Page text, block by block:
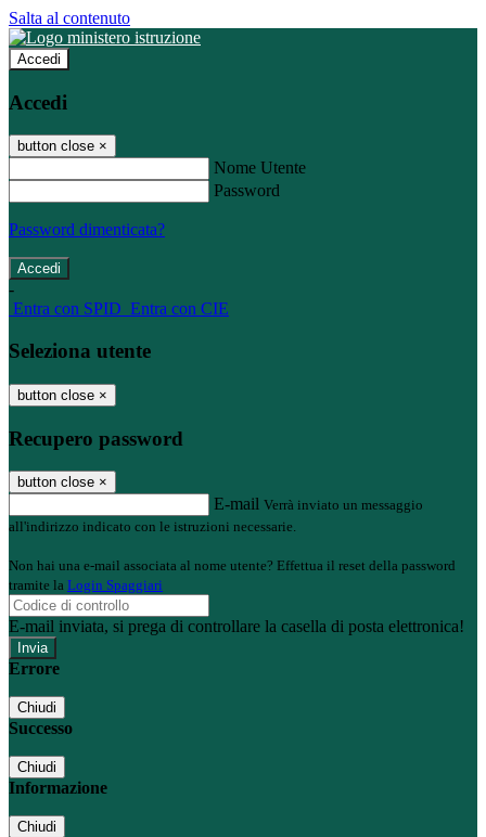
Salta al contenuto
Accedi
Accedi
button close ×
Nome Utente
Password
Password dimenticata?
-
Entra con SPID Entra con CIE
Seleziona utente
button close ×
Recupero password
button close ×
E-mail Verrà inviato un messaggio
all'indirizzo indicato con le istruzioni necessarie.
Non hai una e-mail associata al nome utente? Effettua il reset della password
tramite la Login Spaggiari
E-mail inviata, si prega di controllare la casella di posta elettronica!
Errore
Chiudi
Successo
Chiudi
Informazione
Chiudi